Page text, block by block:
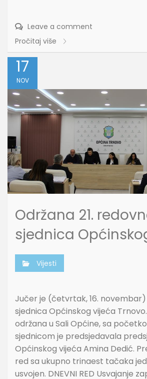
Leave a comment
Pročitaj više
17
NOV
Održana 21.
sjednica
Vijesti
Jučer je (četvrtak, 16.
sjednica Općinskog vijeća
održana u Sali Općine, sa
sjednicom je predsjedavala
Općinskog vijeća Amina Dedić.
red sa ukupno trinaest tačaka
usvojen. DNEVNI RED Usvajanje